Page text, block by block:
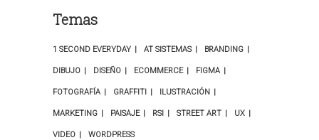
Temas
1 SECOND EVERYDAY AT SISTEMAS BRANDING
DIBUJO DISEÑO ECOMMERCE FIGMA
FOTOGRAFÍA GRAFFITI ILUSTRACIÓN
MARKETING PAISAJE RSI STREET ART UX
VIDEO WORDPRESS